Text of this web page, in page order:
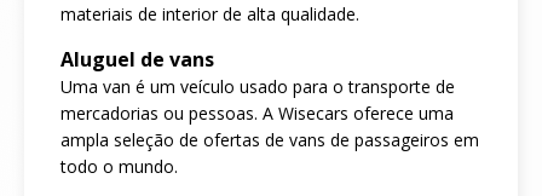
materiais de interior de alta qualidade.
Aluguel de vans
Uma van é um veículo usado para o transporte de
mercadorias ou pessoas. A Wisecars oferece uma
ampla seleção de ofertas de vans de passageiros em
todo o mundo.